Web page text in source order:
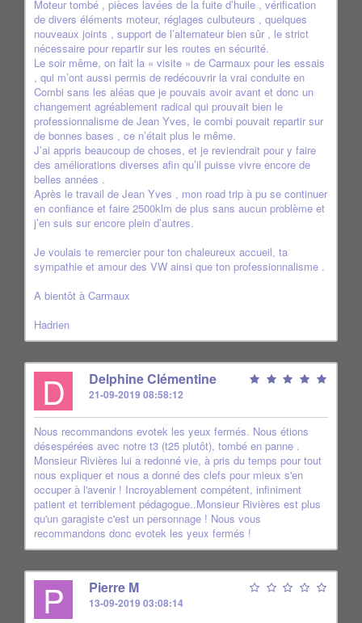
Moteur tombé , pièces lavées de la fuite d’huile , vérification
de divers éléments moteur, réglages culbuteurs , quelques
nouveaux joints , support de l’alternateur bien sûr , le strict
nécessaire pour repartir sur les routes en sécurité.
Le soir même, on fait la « visite » de Carmaux pour les essais
, qui m’ont aussi permis de redécouvrir la vrai conduite en
Combi sans les aléas que je pouvais avoir avant et donc un
changement agréablement radical qui prouvait bien le
professionnalisme de Jean Yves, le combi pouvait repartir sur
de bonnes bases , ce n’était plus le même.
J’ai appris beaucoup de choses, et je reviendrait pour y faire
des améliorations diverses afin qu’il puisse vivre encore de
belles années .
Après le travail de Jean Yves , mon road trip à pu se continuer
en confiance et faire 2500klm de plus sans aucun problème et
j’en suis sur encore plein d’autres.
Je voulais te remercier pour ton chaleureux accueil, ta
sympathie et amour des VW ainsi que ton professionnalisme .
A bientôt à Carmaux
Hadrien
D Delphine Clémentine
21-09-2019 08:58:12
Nous recommandons evotek les yeux fermés. Nous étions
désespérées avec notre t3 (t25 plutôt), tombé en panne .
Monsieur Rivières lui a redonné vie, à pris du temps pour tout
nous expliquer et nous a donné des clefs pour mieux s'en
occuper à l'avenir ! Incroyablement compétent, infiniment
patient et terriblement pédagogue..Monsieur Rivières est plus
qu'un garagiste c'est un personnage ! Nous vous
recommandons donc evotek les yeux fermés !
P Pierre M
13-09-2019 03:08:14